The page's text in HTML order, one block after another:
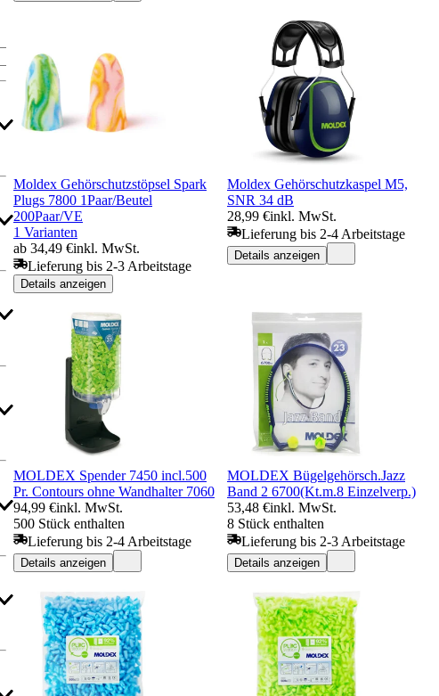
Moldex Gehörschutzstöpsel Spark
Plugs 7800 1Paar/Beutel
200Paar/VE
1 Varianten
ab 34,49 €inkl. MwSt.
Lieferung bis 2-3 Arbeitstage
Details anzeigen
Moldex Gehörschutzkaspel M5,
SNR 34 dB
28,99 €inkl. MwSt.
Lieferung bis 2-4 Arbeitstage
Details anzeigen
MOLDEX Spender 7450 incl.500
Pr. Contours ohne Wandhalter 7060
94,99 €inkl. MwSt.
500 Stück enthalten
Lieferung bis 2-4 Arbeitstage
Details anzeigen
MOLDEX Bügelgehörsch.Jazz
Band 2 6700(Kt.m.8 Einzelverp.)
53,48 €inkl. MwSt.
8 Stück enthalten
Lieferung bis 2-3 Arbeitstage
Details anzeigen